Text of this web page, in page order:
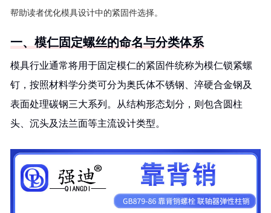
帮助读者优化模具设计中的紧固件选择。
一、模仁固定螺丝的命名与分类体系
模具行业通常将用于固定模仁的紧固件统称为模仁锁紧螺
钉，按照材料学分类可分为奥氏体不锈钢、淬硬合金钢及
表面处理碳钢三大系列。从结构形态划分，则包含圆柱
头、沉头及法兰面等主流设计类型。